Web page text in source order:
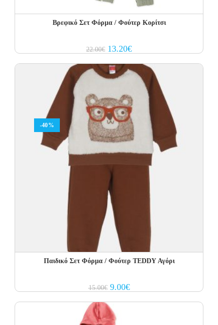
Βρεφικό Σετ Φόρμα / Φούτερ Κορίτσι
22.00€ Original
price
22.00€.
13.20€Current
price
13.20€.
-40%
Παιδικό Σετ Φόρμα / Φούτερ TEDDY Αγόρι
15.00€ Original
price
15.00€.
9.00€Current
price